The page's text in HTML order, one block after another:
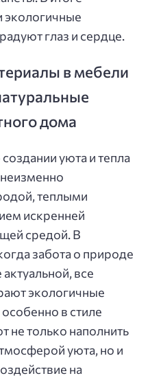
экологичные
глаз и сердце.
в мебели
дома
уюта и тепла
теплыми
искренней
средой. В
забота о природе
все
экологичные
в стиле
не только наполнить
уюта, но и
на